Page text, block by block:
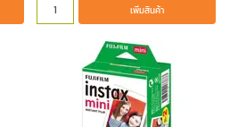
เพิ่มสินค้า